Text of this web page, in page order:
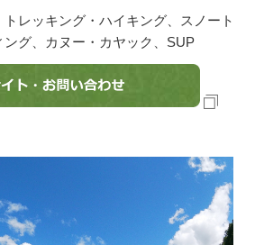
トレッキング・ハイキング、スノート
ング、カヌー・カヤック、SUP